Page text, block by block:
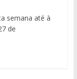
semana até à
de